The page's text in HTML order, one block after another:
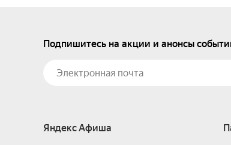
Подпишитесь на акции и анонсы
Яндекс Афиша